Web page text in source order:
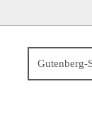
Gutenberg-